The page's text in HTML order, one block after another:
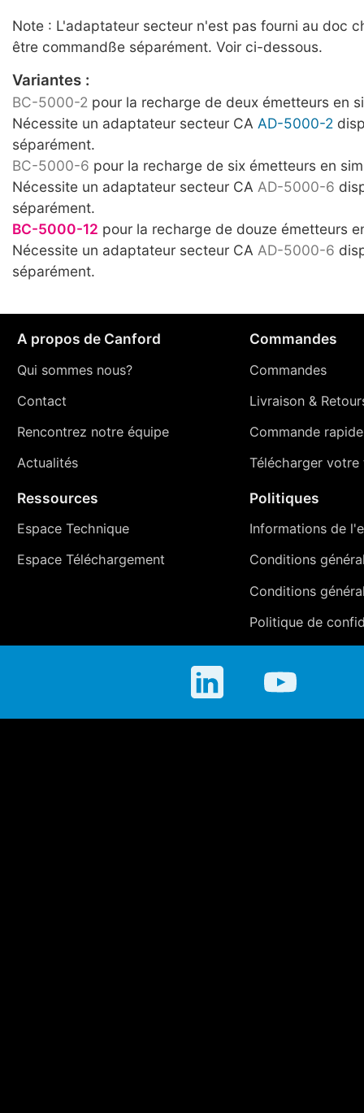
Note : L'adaptateur secteur n'est pas fourni au doc
être commandße séparément. Voir ci-dessous.
Variantes :
BC-5000-2 pour la recharge de deux émetteurs en
Nécessite un adaptateur secteur CA AD-5000-2
séparément.
BC-5000-6 pour la recharge de six émetteurs en
Nécessite un adaptateur secteur CA AD-5000-6
séparément.
BC-5000-12 pour la recharge de douze émetteurs
Nécessite un adaptateur secteur CA AD-5000-6
séparément.
A propos de Canford
Qui sommes nous?
Contact
Rencontrez notre équipe
Actualités
Commandes
Commandes
Livraison&
Commande rapide
Télécharger votre
Ressources
Espace Technique
Espace Téléchargement
Politiques
Informations de
Conditions
Conditions
Politique de